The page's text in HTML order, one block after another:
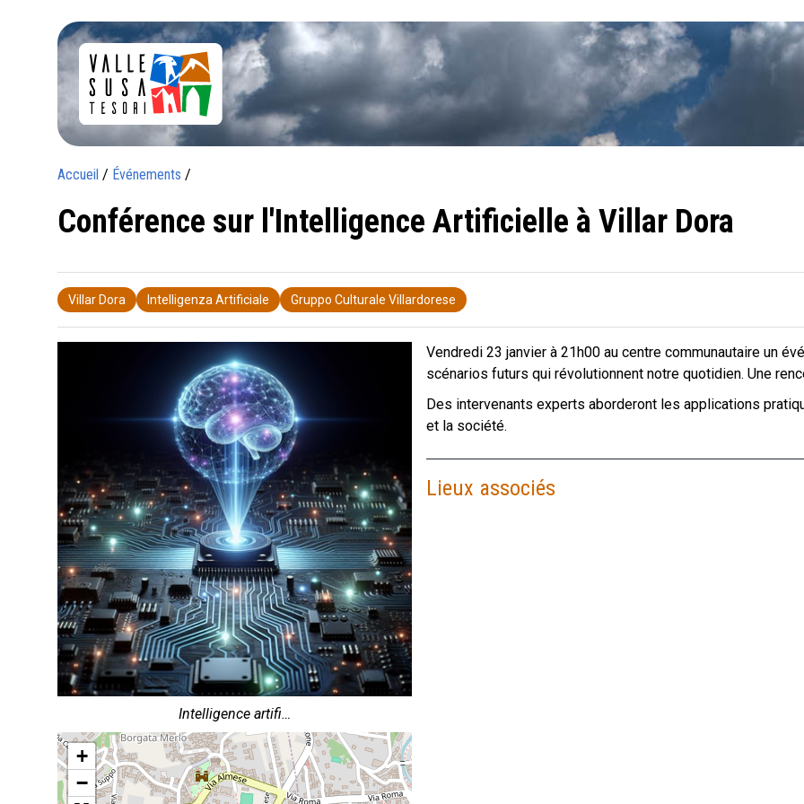
Accueil / Événements /
Conférence sur l'Intelligence Artificielle à Villar Dora
Villar Dora Intelligenza Artificiale Gruppo Culturale Villardorese
Intelligence artifi…
+
−
Vendredi 23 janvier à 21h00 au centre communautaire un
scénarios futurs qui révolutionnent notre quotidien. Une
Des intervenants experts aborderont les applications
et la société.
Lieux associés